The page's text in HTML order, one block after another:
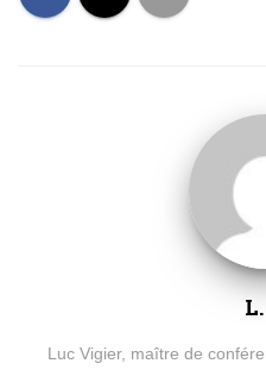
Luc Vigier, maître de